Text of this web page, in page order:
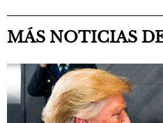
MÁS NOTICIAS